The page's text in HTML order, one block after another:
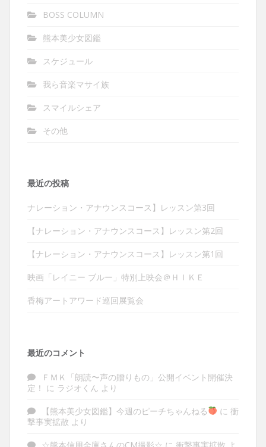
BOSS COLUMN
熊本美少女図鑑
スケジュール
我ら音楽マサイ族
スマイルシェア
その他
最近の投稿
ナレーション・アナウンスコース】レッスン第3回
【ナレーション・アナウンスコース】レッスン第2回
【ナレーション・アナウンスコース】レッスン第1回
映画「レイニー ブルー」特別上映会＠ＨＩＫＥ
香梅アートアワード巡回展覧会
最近のコメント
ＦＭＫ「朗読〜声の贈りもの」公開イベント開催決
定！ に ラジオくん より
【熊本美少女図鑑】今週のピーチちゃんねる に 衝
撃事実拡散 より